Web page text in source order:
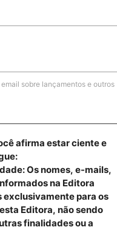
sobre lançamentos e outros
afirma estar ciente e
Os nomes, e-mails,
na Editora
exclusivamente para os
Editora, não sendo
finalidades ou a